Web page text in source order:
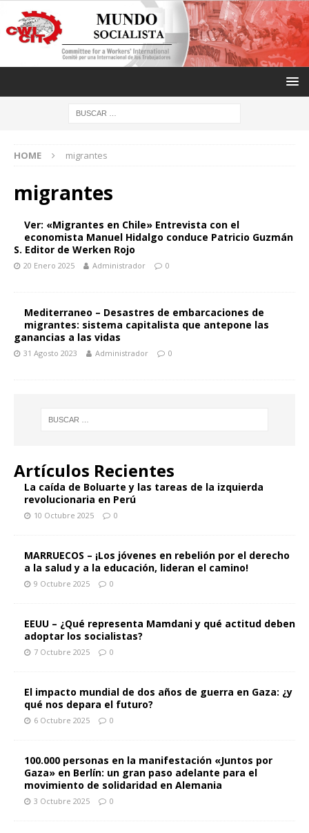
HOME migrantes
migrantes
Ver: «Migrantes en Chile» Entrevista con el
economista Manuel Hidalgo conduce Patricio Guzmán
S. Editor de Werken Rojo
20 Enero 2025 Administrador 0
Mediterraneo – Desastres de embarcaciones de
migrantes: sistema capitalista que antepone las
ganancias a las vidas
31 Agosto 2023 Administrador 0
Artículos Recientes
La caída de Boluarte y las tareas de la izquierda
revolucionaria en Perú
10 Octubre 2025 0
MARRUECOS – ¡Los jóvenes en rebelión por el derecho
a la salud y a la educación, lideran el camino!
9 Octubre 2025 0
EEUU – ¿Qué representa Mamdani y qué actitud deben
adoptar los socialistas?
7 Octubre 2025 0
El impacto mundial de dos años de guerra en Gaza: ¿y
qué nos depara el futuro?
6 Octubre 2025 0
100.000 personas en la manifestación «Juntos por
Gaza» en Berlín: un gran paso adelante para el
movimiento de solidaridad en Alemania
3 Octubre 2025 0